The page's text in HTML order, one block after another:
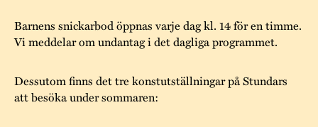
Barnens snickarbod öppnas varje dag kl. 14 för en timme.
Vi meddelar om undantag i det dagliga programmet.
Dessutom finns det tre konstutställningar på Stundars
att besöka under sommaren: